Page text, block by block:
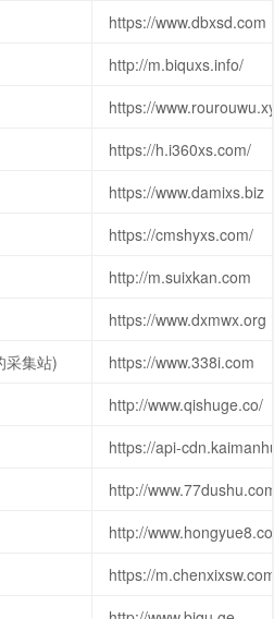
https://www.dbxsd.com
http://m.biquxs.info/
https://
https://h.i360xs.com/
https://www.damixs.biz
https://cmshyxs.com/
http://m.suixkan.com
https://www.dxmwx.org
采集站)
https://www.338i.com
http://www.qishuge.co/
https://api-
http://
http://
https://